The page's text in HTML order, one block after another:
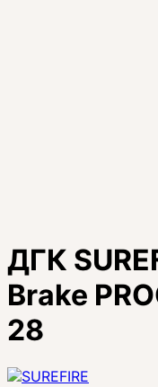
ДГК
Brake
28